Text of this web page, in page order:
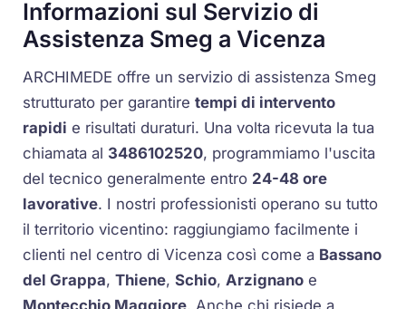
Informazioni sul Servizio di
Assistenza Smeg a Vicenza
ARCHIMEDE offre un servizio di assistenza Smeg
strutturato per garantiretempi di intervento
rapidi e risultati duraturi. Una volta ricevuta la tua
chiamata al 3486102520, programmiamo l'uscita
del tecnico generalmente entro 24-48 ore
lavorative. I nostri professionisti operano su tutto
il territorio vicentino: raggiungiamo facilmente i
clienti nel centro di Vicenza così come a Bassano
del Grappa,Thiene,Schio, Arzignano e
Montecchio Maggiore. Anche chi risiede a